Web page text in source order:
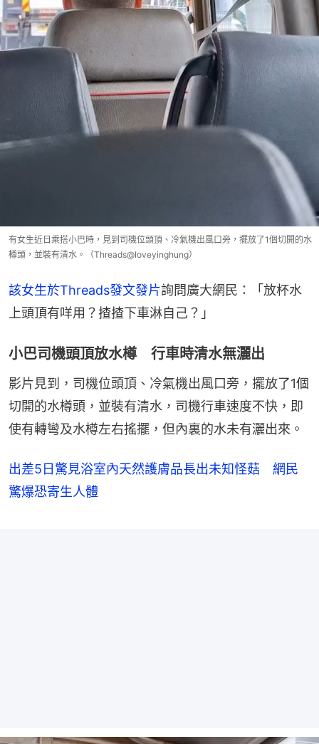
有女生近日乘搭小巴時，見到司機位頭頂、冷氣機出風口旁，擺放了1個切開的水
樽頭，並裝有清水。（Threads@loveyinghung）
該女生於Threads發文發片詢問廣大網民：「放杯水
上頭頂有咩用？揸揸下車淋自己？」
小巴司機頭頂放水樽 行車時清水無灑出
影片見到，司機位頭頂、冷氣機出風口旁，擺放了1個
切開的水樽頭，並裝有清水，司機行車速度不快，即
使有轉彎及水樽左右搖擺，但內裏的水未有灑出來。
出差5日驚見浴室內天然護膚品長出未知怪菇 網民
驚爆恐寄生人體